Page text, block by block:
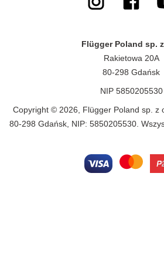
Flügger Poland sp.
Rakietowa 20A
80-298 Gdańsk
NIP 5850205530
Copyright © 2026, Flügger Poland sp. z
80-298 Gdańsk, NIP: 5850205530.